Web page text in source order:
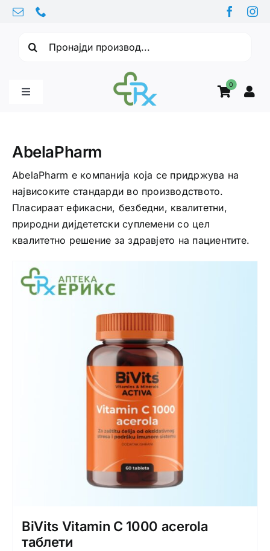
Skip
content
0
Toggle
Витамини
Здравје
Интимно здравје
Медицински апрати
AbelaPharm
AbelaPharm е компанија која се придржува на
највисоките стандарди во производството.
Пласираат ефикасни, безбедни, квалитетни,
природни дијдететски суплемени со цел
квалитетно решение за здравјето на пациентите.
BiVits Vitamin C 1000 acerola
таблети